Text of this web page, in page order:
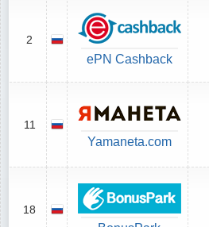
2
ePN Cashback
11
Yamaneta.com
18